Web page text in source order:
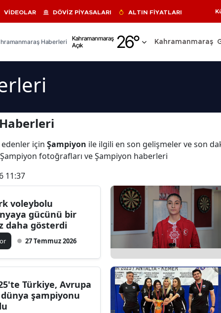
VİDEOLAR DÖVİZ PİYASALARI ALTIN FİYATLARI
Haberleri
Kahramanmaraş
Açık
26°
Adıyaman
Amasya
Antalya
Bolu
Kahramanmaraş
için Şampiyon ile ilgili en son gelişmeler ve son
fotoğrafları ve Şampiyon haberleri
11:37
voleybolu
gücünü bir
daha gösterdi
27 Temmuz 2026
Türkiye, Avrupa
şampiyonu